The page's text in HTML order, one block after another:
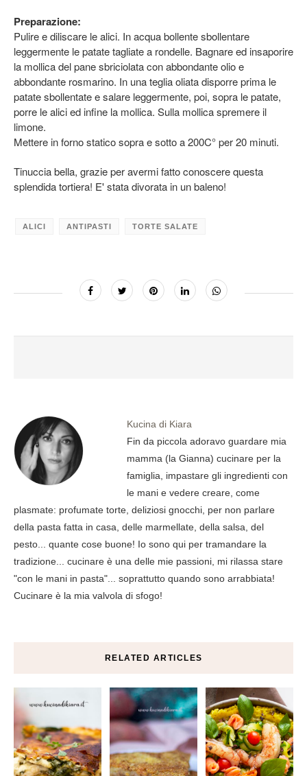
Preparazione:
Pulire e diliscare le alici. In acqua bollente sbollentare
leggermente le patate tagliate a rondelle. Bagnare ed insaporire
la mollica del pane sbriciolata con abbondante olio e
abbondante rosmarino. In una teglia oliata disporre prima le
patate sbollentate e salare leggermente, poi, sopra le patate,
porre le alici ed infine la mollica. Sulla mollica spremere il
limone.
Mettere in forno statico sopra e sotto a 200C° per 20 minuti.
Tinuccia bella, grazie per avermi fatto conoscere questa
splendida tortiera! E' stata divorata in un baleno!
ALICI ANTIPASTI TORTE SALATE
Kucina di Kiara
Fin da piccola adoravo guardare mia
mamma (la Gianna) cucinare per la
famiglia, impastare gli ingredienti con
le mani e vedere creare, come
plasmate: profumate torte, deliziosi gnocchi, per non parlare
della pasta fatta in casa, delle marmellate, della salsa, del
pesto... quante cose buone! Io sono qui per tramandare la
tradizione... cucinare è una delle mie passioni, mi rilassa stare
"con le mani in pasta"... soprattutto quando sono arrabbiata!
Cucinare è la mia valvola di sfogo!
RELATED ARTICLES